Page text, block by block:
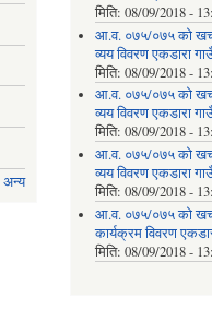
अन्य
मिति:08/09/2018 -
आ.व. ०७५/०७५ को
व्यय विवरण एकडारा
मिति:08/09/2018 -
आ.व. ०७५/०७५ को
व्यय विवरण एकडारा
मिति:08/09/2018 -
आ.व. ०७५/०७५ को
व्यय विवरण एकडारा
मिति:08/09/2018 -
आ.व. ०७५/०७५ को
कार्यक्रम विवरण
मिति:08/09/2018 -